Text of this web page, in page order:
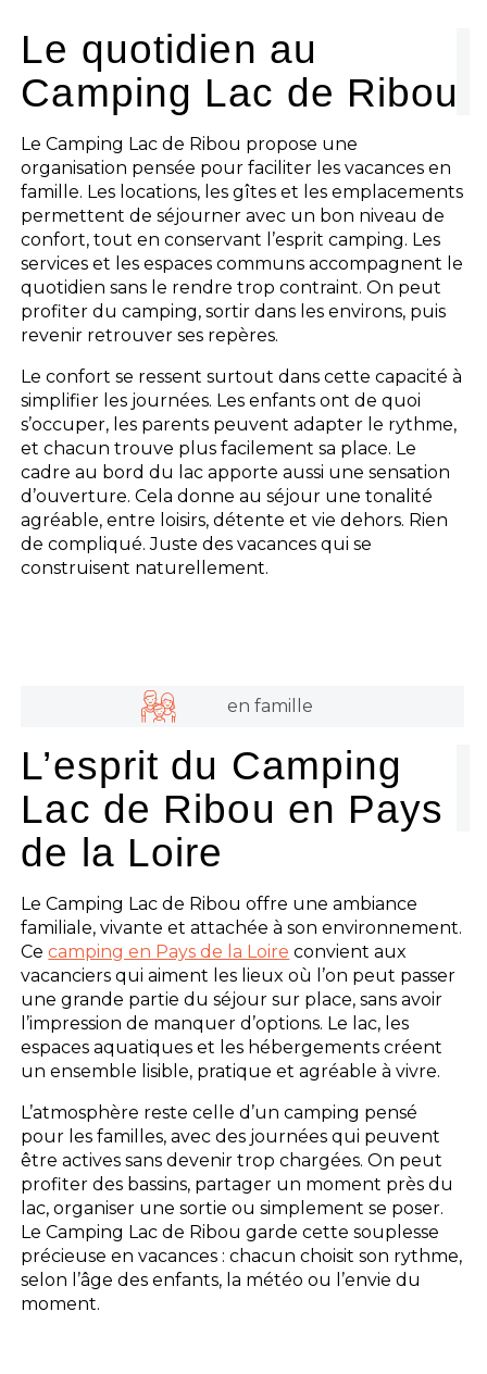
Les activités
Les infos pratiques
Le quotidien au
Camping Lac de Ribou
Le Camping Lac de Ribou propose une
organisation pensée pour faciliter les vacances en
famille. Les locations, les gîtes et les emplacements
permettent de séjourner avec un bon niveau de
confort, tout en conservant l’esprit camping. Les
services et les espaces communs accompagnent le
quotidien sans le rendre trop contraint. On peut
profiter du camping, sortir dans les environs, puis
revenir retrouver ses repères.
Le confort se ressent surtout dans cette capacité à
simplifier les journées. Les enfants ont de quoi
s’occuper, les parents peuvent adapter le rythme,
et chacun trouve plus facilement sa place. Le
cadre au bord du lac apporte aussi une sensation
d’ouverture. Cela donne au séjour une tonalité
agréable, entre loisirs, détente et vie dehors. Rien
de compliqué. Juste des vacances qui se
construisent naturellement.
en famille
L’esprit du Camping
Lac de Ribou en Pays
de la Loire
Le Camping Lac de Ribou offre une ambiance
familiale, vivante et attachée à son environnement.
Cecamping en Pays de la Loire convient aux
vacanciers qui aiment les lieux où l’on peut passer
une grande partie du séjour sur place, sans avoir
l’impression de manquer d’options. Le lac, les
espaces aquatiques et les hébergements créent
un ensemble lisible, pratique et agréable à vivre.
L’atmosphère reste celle d’un camping pensé
pour les familles, avec des journées qui peuvent
être actives sans devenir trop chargées. On peut
profiter des bassins, partager un moment près du
lac, organiser une sortie ou simplement se poser.
Le Camping Lac de Ribou garde cette souplesse
précieuse en vacances : chacun choisit son rythme,
selon l’âge des enfants, la météo ou l’envie du
moment.